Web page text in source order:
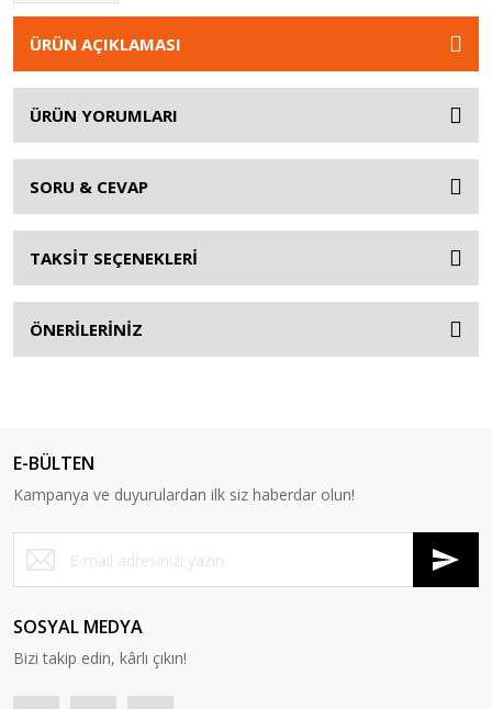
ÜRÜN AÇIKLAMASI
ÜRÜN YORUMLARI
SORU & CEVAP
TAKSİT SEÇENEKLERİ
ÖNERİLERİNİZ
E-BÜLTEN
Kampanya ve duyurulardan ilk siz haberdar olun!
SOSYAL MEDYA
Bizi takip edin, kârlı çıkın!